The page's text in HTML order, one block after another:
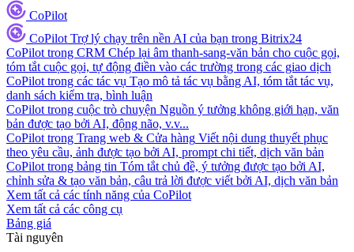
CoPilot
CoPilot Trợ lý chạy trên nền AI của bạn trong Bitrix24
CoPilot trong CRM Chép lại âm thanh-sang-văn bản cho cuộc gọi,
tóm tắt cuộc gọi, tự động điền vào các trường trong các giao dịch
CoPilot trong các tác vụ Tạo mô tả tác vụ bằng AI, tóm tắt tác vụ,
danh sách kiểm tra, bình luận
CoPilot trong cuộc trò chuyện Nguồn ý tưởng không giới hạn, văn
bản được tạo bởi AI, động não, v.v...
CoPilot trong Trang web & Cửa hàng Viết nội dung thuyết phục
theo yêu cầu, ảnh được tạo bởi AI, prompt chi tiết, dịch văn bản
CoPilot trong bảng tin Tóm tắt chủ đề, ý tưởng được tạo bởi AI,
chỉnh sửa & tạo văn bản, câu trả lời được viết bởi AI, dịch văn bản
Xem tất cả các tính năng của CoPilot
Xem tất cả các công cụ
Bảng giá
Tài nguyên